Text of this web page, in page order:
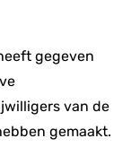
gegeven
van de
gemaakt.